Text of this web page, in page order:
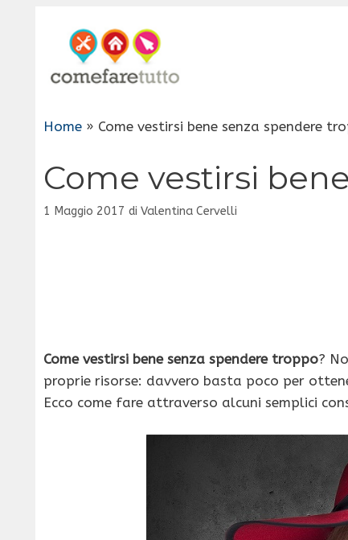
Home » Come vestirsi bene senza spendere
Come vestirsi
1 Maggio 2017 di Valentina Cervelli
Come vestirsi bene senza spendere troppo?
proprie risorse: davvero basta poco per
Ecco come fare attraverso alcuni semplici